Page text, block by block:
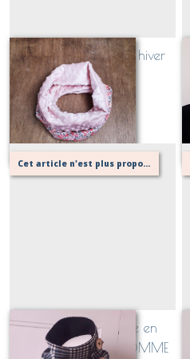
Snood / cache cou hiver
(tissu au choix!)
Sur demande
Cet article n'est plus proposé, retournez au menu principal ou contactez moi!
Echarpe boutonnée en
Flanelle Ecossaise HOMME